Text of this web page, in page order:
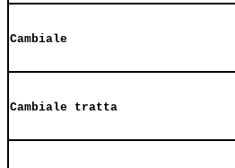
Cambiale
Cambiale tratta